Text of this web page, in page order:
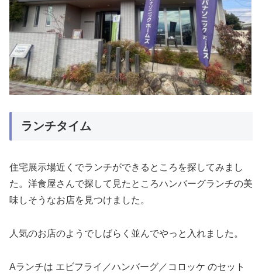
ランチタイム
住宅展示場近くでランチができるところを探してみまし
た。洋食屋さんで探して見たところハンバーグランチの美
味しそうなお店を見つけました。
人気のお店のようでしばらく並んでやっと入れました。
Aランチは エビフライ／ハンバーグ／コロッケ のセット